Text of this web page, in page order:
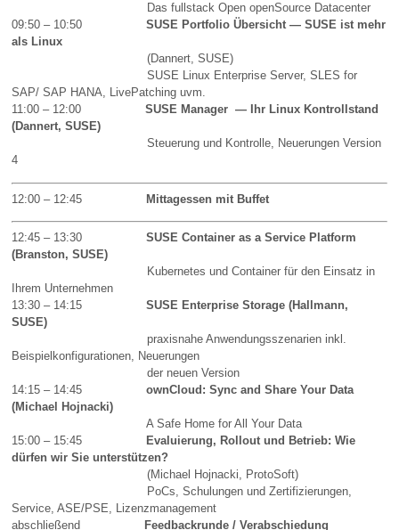
Das fullstack Open openSource Datacenter
09:50 – 10:50SUSE Portfolio Übersicht — SUSE ist mehr
als Linux
(Dannert, SUSE)
SUSE Linux Enterprise Server, SLES for
SAP/ SAP HANA, LivePatching uvm.
11:00 – 12:00SUSE Manager — Ihr Linux Kontrollstand
(Dannert, SUSE)
Steuerung und Kontrolle, Neuerungen Version
4
12:00 – 12:45 Mittagessen mit Buffet
12:45 – 13:30SUSE Container as a Service Platform
(Branston, SUSE)
Kubernetes und Container für den Einsatz in
Ihrem Unternehmen
13:30 – 14:15SUSE Enterprise Storage (Hallmann,
SUSE)
praxisnahe Anwendungsszenarien inkl.
Beispielkonfigurationen, Neuerungen
der neuen Version
14:15 – 14:45ownCloud: Sync and Share Your Data
(Michael Hojnacki)
A Safe Home for All Your Data
15:00 – 15:45 Evaluierung, Rollout und Betrieb: Wie
dürfen wir Sie unterstützen?
(Michael Hojnacki, ProtoSoft)
PoCs, Schulungen und Zertifizierungen,
Service, ASE/PSE, Lizenzmanagement
abschließend Feedbackrunde / Verabschiedung